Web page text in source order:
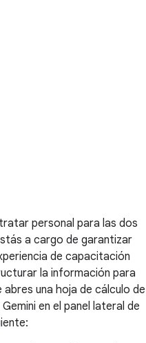
personal para las dos
a cargo de garantizar
de capacitación
la información para
una hoja de cálculo de
en el panel lateral de